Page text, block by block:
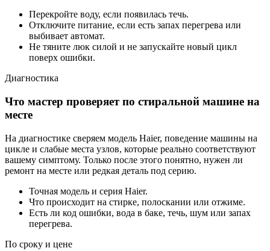
Перекройте воду, если появилась течь.
Отключите питание, если есть запах перегрева или
выбивает автомат.
Не тяните люк силой и не запускайте новый цикл
поверх ошибки.
Диагностика
Что мастер проверяет по стиральной машине на
месте
На диагностике сверяем модель Haier, поведение машины на
цикле и слабые места узлов, которые реально соответствуют
вашему симптому. Только после этого понятно, нужен ли
ремонт на месте или редкая деталь под серию.
Точная модель и серия Haier.
Что происходит на стирке, полоскании или отжиме.
Есть ли код ошибки, вода в баке, течь, шум или запах
перегрева.
По сроку и цене